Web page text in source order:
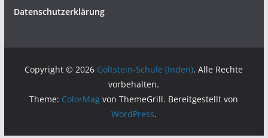
Datenschutzerklärung
Copyright © 2026 Goltstein-Schule (Inden). Alle Rechte
vorbehalten.
Theme: ColorMag von ThemeGrill. Bereitgestellt von
WordPress.